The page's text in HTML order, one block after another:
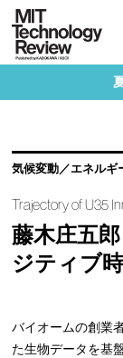
気候変動／エネルギ
Trajectory of U35
藤木庄五
ジティブ
バイオームの創業
た生物データを基